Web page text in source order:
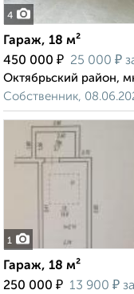
4
Гараж, 18 м²
450 000 ₽ 25 000 ₽
Октябрьский район,
Собственник,
1
Гараж, 18 м²
250 000 ₽ 13 900 ₽